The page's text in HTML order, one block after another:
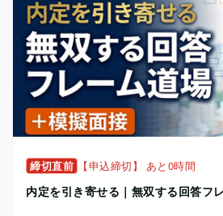
締切直前 【申込締切】 あと0時間
内定を引き寄せる｜無双する回答フ